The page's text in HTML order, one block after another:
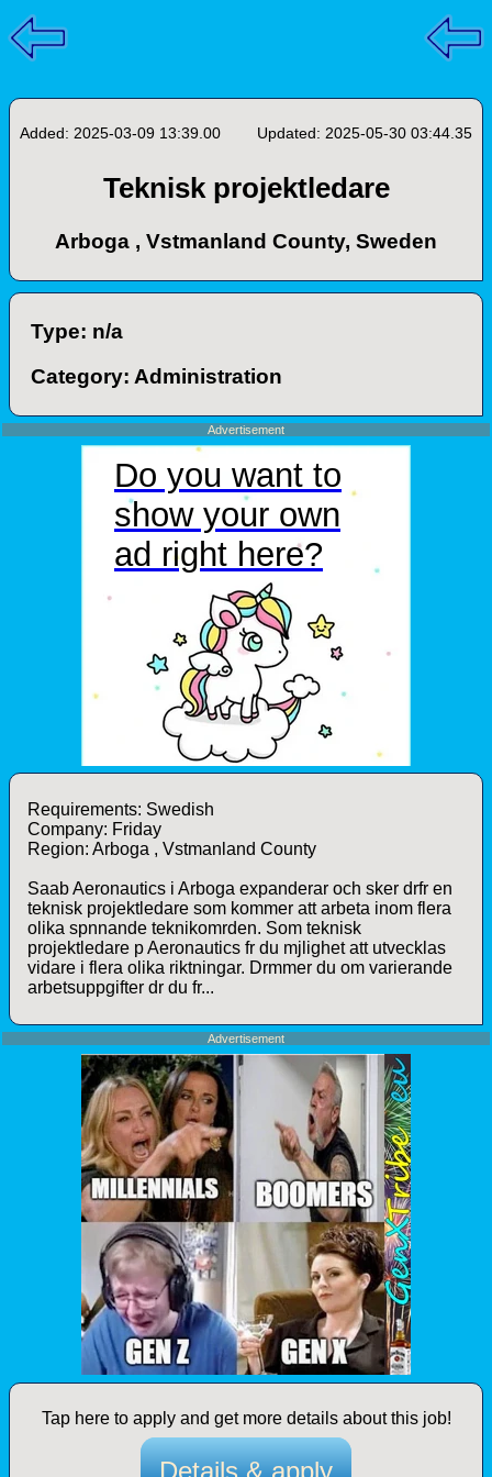
Added: 2025-03-09 13:39.00 Updated: 2025-05-30 03:44.35
Teknisk projektledare
Arboga , Vstmanland County, Sweden
Type: n/a
Category: Administration
Advertisement
Requirements: Swedish
Company: Friday
Region: Arboga , Vstmanland County
Saab Aeronautics i Arboga expanderar och sker drfr en
teknisk projektledare som kommer att arbeta inom flera
olika spnnande teknikomrden. Som teknisk
projektledare p Aeronautics fr du mjlighet att utvecklas
vidare i flera olika riktningar. Drmmer du om varierande
arbetsuppgifter dr du fr...
Advertisement
Tap here to apply and get more details about this job!
Details & apply